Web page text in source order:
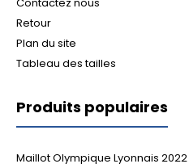
Retour
Plan du site
Tableau des tailles
Produits populaires
Maillot Olympique Lyonnais 2022